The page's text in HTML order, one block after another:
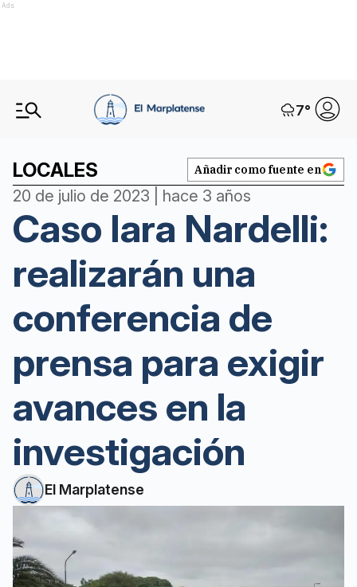
Ads
7°
LOCALES Añadir como fuente en
20 de julio de 2023 | hace 3 años
Caso Iara Nardelli:
realizarán una
conferencia de
prensa para exigir
avances en la
investigación
El Marplatense